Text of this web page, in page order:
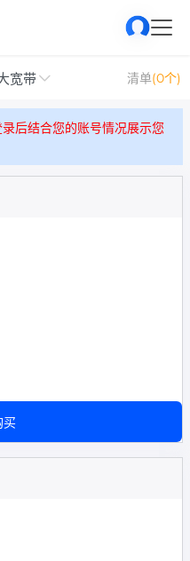
宽带 清单(0个)
后结合您的账号情况展示您
买